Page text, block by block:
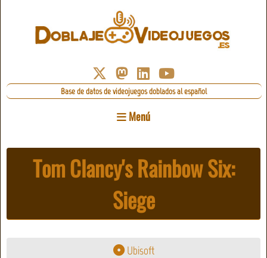
Base de datos de videojuegos doblados al español
Menú
Tom Clancy's Rainbow Six:
Siege
Ubisoft